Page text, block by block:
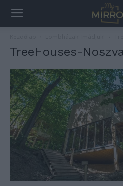
TreeHouses-